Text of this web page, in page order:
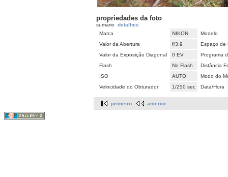
propriedades da foto
sumário detalhes
Marca
NIKON
Modelo
Valor da Abertura
f/3,9
Espaço de
Valor da Exposição Diagonal
0 EV
Programa
Flash
No Flash
Distância
ISO
AUTO
Modo do
Velocidade do Obturador
1/250 sec Data/Hora
primeiro anterior